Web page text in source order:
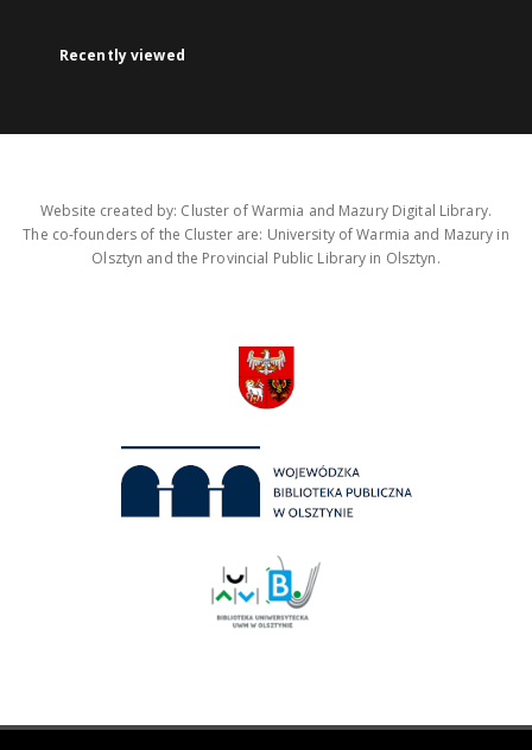
Recently viewed
Website created by: Cluster of Warmia and Mazury Digital Library.
The co-founders of the Cluster are: University of Warmia and Mazury in
Olsztyn and the Provincial Public Library in Olsztyn.